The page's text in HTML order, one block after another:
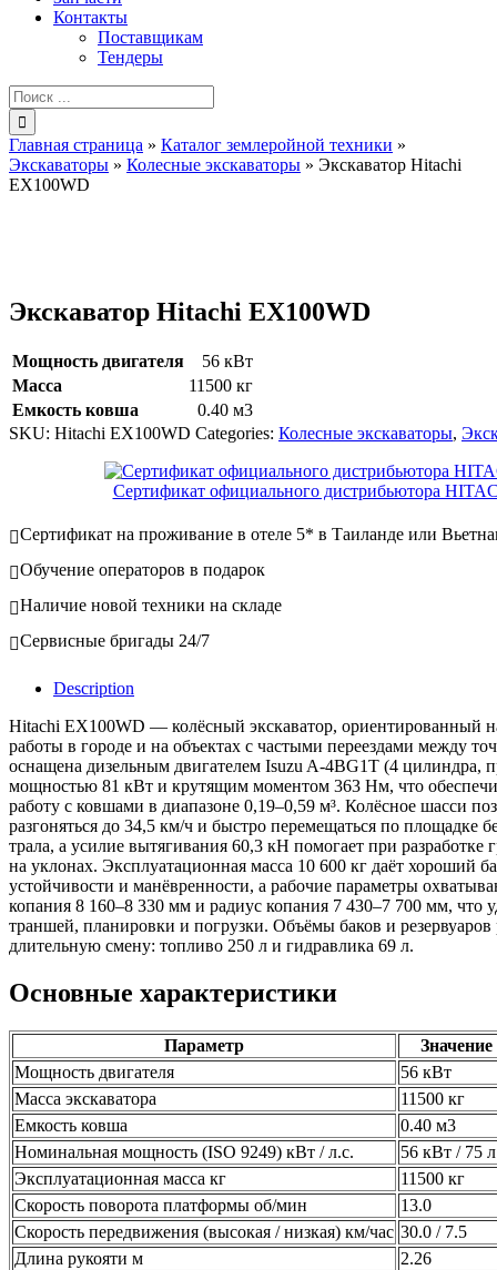
Контакты
Поставщикам
Тендеры
Результат
поиска:
Главная страница » Каталог землеройной техники »
Экскаваторы » Колесные экскаваторы » Экскаватор Hitachi
EX100WD
Экскаватор Hitachi EX100WD
Мощность двигателя
56 кВт
Масса
11500 кг
Емкость ковша
0.40 м3
SKU: Hitachi EX100WD Categories: Колесные экскаваторы,
Сертификат официального дистрибьютора
Сертификат на проживание в отеле 5* в Таиланде или
Обучение операторов в подарок
Наличие новой техники на складе
Сервисные бригады 24/7
Description
Hitachi EX100WD — колёсный экскаватор, ориентированный
работы в городе и на объектах с частыми переездами между
оснащена дизельным двигателем Isuzu A-4BG1T (4 цилиндра,
мощностью 81 кВт и крутящим моментом 363 Нм, что
работу с ковшами в диапазоне 0,19–0,59 м³. Колёсное шасси
разгоняться до 34,5 км/ч и быстро перемещаться по площадке
трала, а усилие вытягивания 60,3 кН помогает при разработке
на уклонах. Эксплуатационная масса 10 600 кг даёт хороший
устойчивости и манёвренности, а рабочие параметры
копания 8 160–8 330 мм и радиус копания 7 430–7 700 мм, что
траншей, планировки и погрузки. Объёмы баков и резервуаров
длительную смену: топливо 250 л и гидравлика 69 л.
Основные характеристики
Параметр
Значение
Мощность двигателя
56 кВт
Масса экскаватора
11500 кг
Емкость ковша
0.40 м3
Номинальная мощность (ISO 9249) кВт / л.с.
56 кВт / 75
Эксплуатационная масса кг
11500 кг
Скорость поворота платформы об/мин
13.0
Скорость передвижения (высокая / низкая) км/час 30.0 / 7.5
Длина рукояти м
2.26